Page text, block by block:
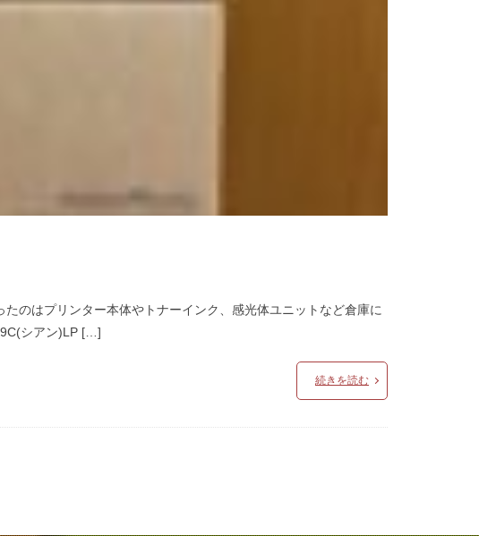
のはプリンター本体やトナーインク、感光体ユニットなど倉庫に
シアン)LP […]
続きを読む